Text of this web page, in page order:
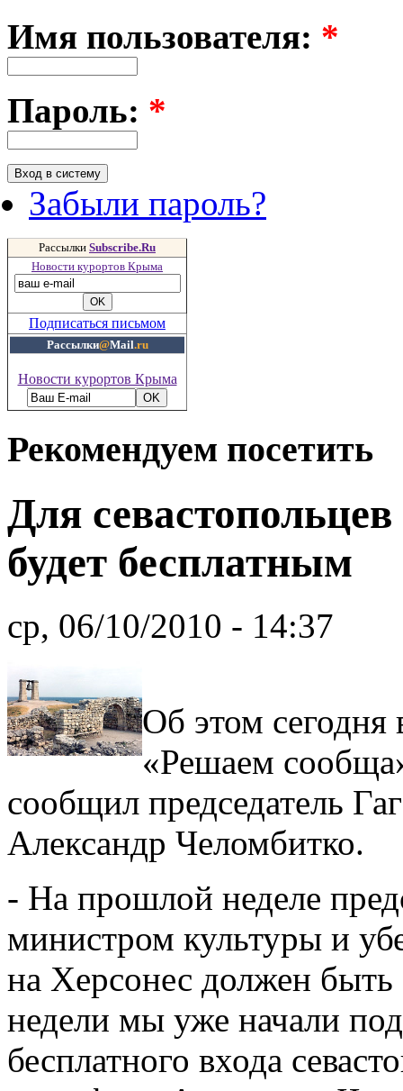
Имя пользователя: *
Пароль: *
Забыли пароль?
Рассылки Subscribe.Ru
Новости курортов Крыма
Подписаться письмом
Рассылки@Mail.ru
Новости курортов Крыма
Рекомендуем посетить
Для
будет бесплатным
ср, 06/10/2010 - 14:37
Об этом
«Решаем
сообщил председатель
Александр Челомбитко.
- На прошлой неделе
министром культуры и
на Херсонес должен
недели мы уже начали
бесплатного входа